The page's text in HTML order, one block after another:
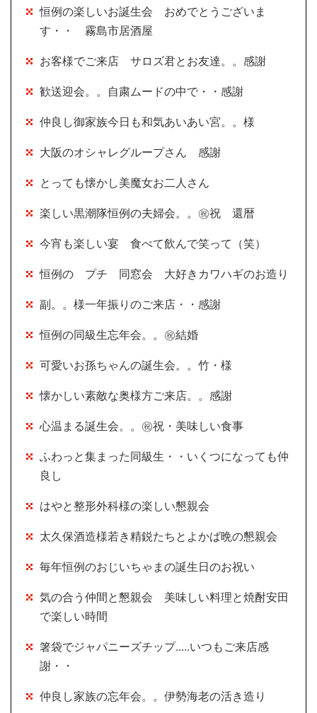
恒例の楽しいお誕生会 おめでとうございま
す・・ 霧島市居酒屋
お客様でご来店 サロズ君とお友達。。感謝
歓送迎会。。自粛ムードの中で・・感謝
仲良し御家族今日も和気あいあい宮。。様
大阪のオシャレグループさん 感謝
とっても懐かし美魔女お二人さん
楽しい黒潮隊恒例の夫婦会。。㊗祝 還暦
今宵も楽しい宴 食べて飲んで笑って（笑）
恒例の プチ 同窓会 大好きカワハギのお造り
副。。様一年振りのご来店・・感謝
恒例の同級生忘年会。。㊗結婚
可愛いお孫ちゃんの誕生会。。竹・様
懐かしい素敵な奥様方ご来店。。感謝
心温まる誕生会。。㊗祝・美味しい食事
ふわっと集まった同級生・・いくつになっても仲
良し
はやと整形外科様の楽しい懇親会
太久保酒造様若き精鋭たちとよかば晩の懇親会
毎年恒例のおじいちゃまの誕生日のお祝い
気の合う仲間と懇親会 美味しい料理と焼酎安田
で楽しい時間
箸袋でジャパニーズチップ.....いつもご来店感
謝・・
仲良し家族の忘年会。。伊勢海老の活き造り